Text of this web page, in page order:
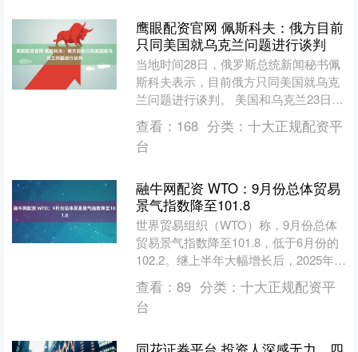
鹰眼配资官网 佩斯科夫：俄方目前
只同美国就乌克兰问题进行谈判
当地时间28日，俄罗斯总统新闻秘书佩
斯科夫表示，目前俄方只同美国就乌克
兰问题进行谈判。 美国和乌克兰23日在
瑞士日内瓦举行会谈，将美方就结束乌
克兰危机所提28点....
查看： 168 分类： 十大正规配资平
台
融牛网配资 WTO：9月份总体贸易
景气指数降至101.8
世界贸易组织（WTO）称，9月份总体
贸易景气指数降至101.8，低于6月份的
102.2。继上半年大幅增长后，2025年下
半年货物贸易增速似乎有所放缓。....
查看： 89 分类： 十大正规配资平
台